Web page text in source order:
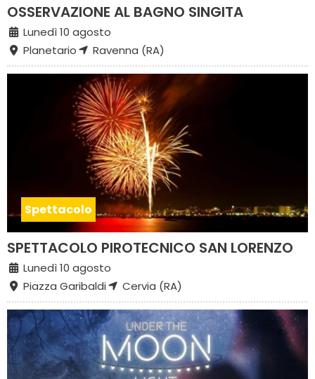
OSSERVAZIONE AL BAGNO SINGITA
Lunedì 10 agosto
Planetario
Ravenna (RA)
Spettacolo
SPETTACOLO PIROTECNICO SAN LORENZO
Lunedì 10 agosto
Piazza Garibaldi
Cervia (RA)